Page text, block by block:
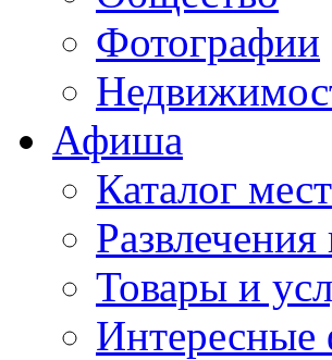
Фотографии
Афиша
Каталог мест
Товары и
Интересные